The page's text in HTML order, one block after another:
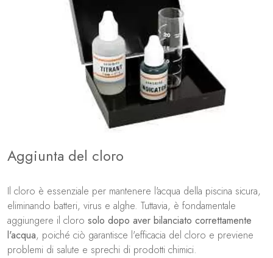
Aggiunta del cloro
Il cloro è essenziale per mantenere l'acqua della piscina sicura,
eliminando batteri, virus e alghe. Tuttavia, è fondamentale
aggiungere il cloro solo dopo aver bilanciato correttamente
l'acqua, poiché ciò garantisce l'efficacia del cloro e previene
problemi di salute e sprechi di prodotti chimici.